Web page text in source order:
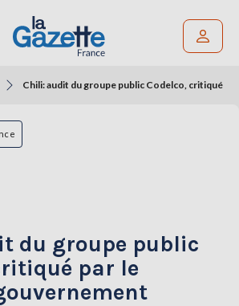
Chili: audit du groupe public Codelco, critiqué
du groupe public
par le